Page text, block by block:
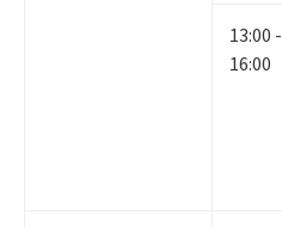
13:00 -
16:00